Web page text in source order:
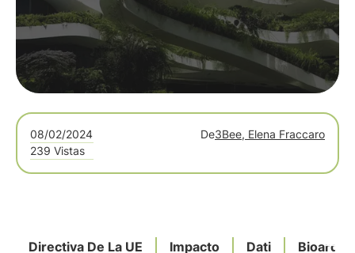
construcción.
08/02/2024 De3Bee, Elena Fraccaro
239 Vistas
Directiva De La UE Impacto Dati